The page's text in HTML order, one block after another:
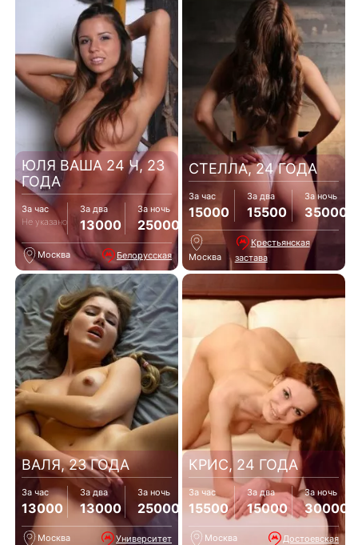
ЮЛЯ ВАША 24 Ч, 23
ГОДА
За час
Не указано
За два
13000
За ночь
25000
Москва Белорусская
СТЕЛЛА, 24 ГОДА
За час
15000
За два
15500
За ночь
35000
Москва
Крестьянская
застава
ВАЛЯ, 23 ГОДА
За час
13000
За два
13000
За ночь
25000
Москва Университет
КРИС, 24 ГОДА
За час
15500
За два
15000
За ночь
30000
Москва Достоевская